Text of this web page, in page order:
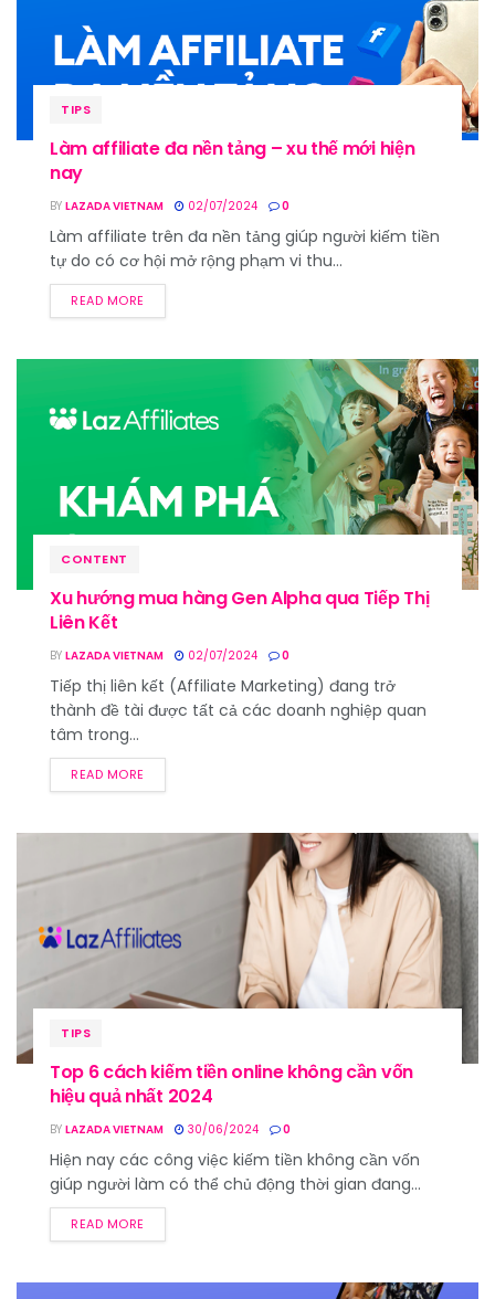
TIPS
Làm affiliate đa nền tảng – xu thế mới hiện
nay
BY LAZADA VIETNAM 02/07/2024 0
Làm affiliate trên đa nền tảng giúp người kiếm tiền
tự do có cơ hội mở rộng phạm vi thu...
READ MORE
CONTENT
Xu hướng mua hàng Gen Alpha qua Tiếp Thị
Liên Kết
BY LAZADA VIETNAM 02/07/2024 0
Tiếp thị liên kết (Affiliate Marketing) đang trở
thành đề tài được tất cả các doanh nghiệp quan
tâm trong...
READ MORE
TIPS
Top 6 cách kiếm tiền online không cần vốn
hiệu quả nhất 2024
BY LAZADA VIETNAM 30/06/2024 0
Hiện nay các công việc kiếm tiền không cần vốn
giúp người làm có thể chủ động thời gian đang...
READ MORE